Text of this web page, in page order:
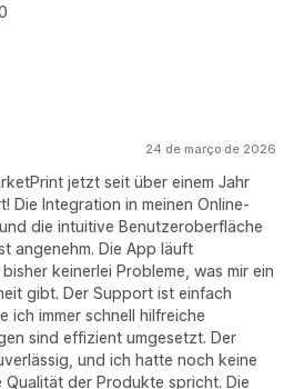
24 de março de 2026
jetzt seit über einem Jahr
Die Integration in meinen Online-
die intuitive Benutzeroberfläche
angenehm. Die App läuft
keinerlei Probleme, was mir ein
gibt. Der Support ist einfach
ich immer schnell hilfreiche
sind effizient umgesetzt. Der
und ich hatte noch keine
der Produkte spricht. Die